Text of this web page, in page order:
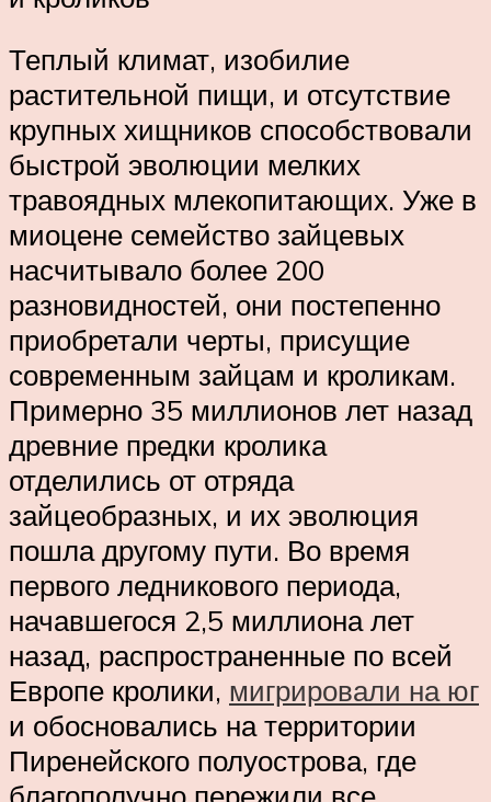
Теплый климат, изобилие
растительной пищи, и отсутствие
крупных хищников способствовали
быстрой эволюции мелких
травоядных млекопитающих. Уже в
миоцене семейство зайцевых
насчитывало более 200
разновидностей, они постепенно
приобретали черты, присущие
современным зайцам и кроликам.
Примерно 35 миллионов лет назад
древние предки кролика
отделились от отряда
зайцеобразных, и их эволюция
пошла другому пути. Во время
первого ледникового периода,
начавшегося 2,5 миллиона лет
назад, распространенные по всей
Европе кролики, мигрировали на юг
и обосновались на территории
Пиренейского полуострова, где